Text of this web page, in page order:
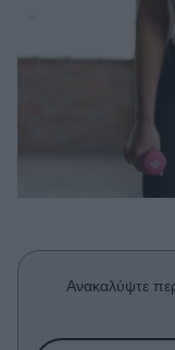
Woman Power
Celebrities
Συνεντεύξεις
True Stories
Ανακαλύψτε